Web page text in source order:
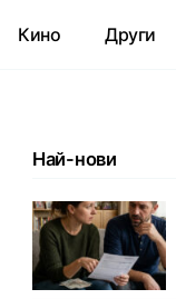
Кино Други
Най-нови